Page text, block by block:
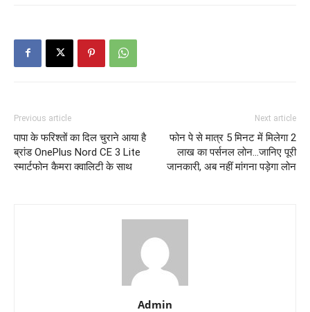
Previous article
पापा के फरिश्तों का दिल चुराने आया है
ब्रांड OnePlus Nord CE 3 Lite
स्मार्टफोन कैमरा क्वालिटी के साथ
Next article
फोन पे से मात्र 5 मिनट में मिलेगा 2
लाख का पर्सनल लोन…जानिए पूरी
जानकारी, अब नहीं मांगना पड़ेगा लोन
Admin